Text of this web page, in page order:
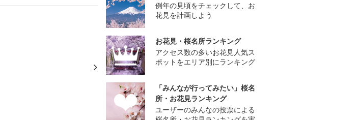
例年の見頃をチェックして、お
花見を計画しよう
お花見・桜名所ランキング
アクセス数の多いお花見人気ス
ポットをエリア別にランキング
「みんなが行ってみたい」桜名
所・お花見ランキング
ユーザーのみんなの投票による